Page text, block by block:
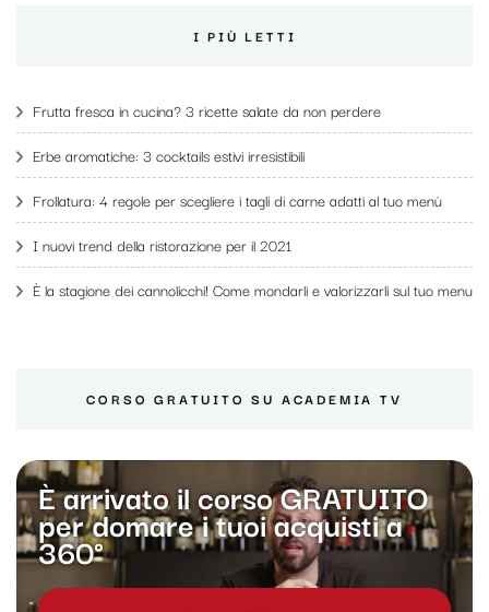
I PIÙ LETTI
Frutta fresca in cucina? 3 ricette salate da non perdere
Erbe aromatiche: 3 cocktails estivi irresistibili
Frollatura: 4 regole per scegliere i tagli di carne adatti al tuo menù
I nuovi trend della ristorazione per il 2021
È la stagione dei cannolicchi! Come mondarli e valorizzarli sul tuo menu
CORSO GRATUITO SU ACADEMIA TV
È arrivato il corso GRATUITO
per domare i tuoi acquisti a
360°